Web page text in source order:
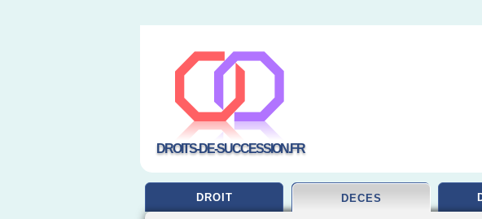
DROITS-DE-SUCCESSION.FR
DROIT DECES